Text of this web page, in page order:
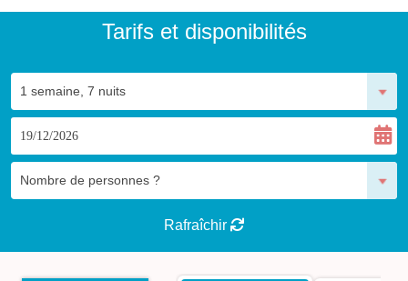
Tarifs et disponibilités
Rafraîchir